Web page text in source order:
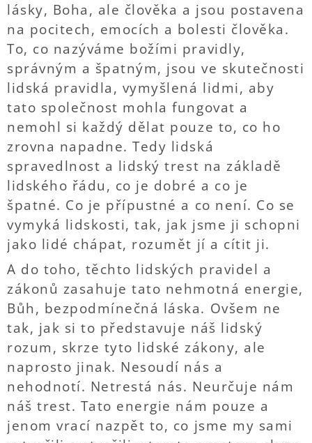
lásky, Boha, ale člověka a jsou postavena
na pocitech, emocích a bolesti člověka.
To, co nazýváme božími pravidly,
správným a špatným, jsou ve skutečnosti
lidská pravidla, vymyšlená lidmi, aby
tato společnost mohla fungovat a
nemohl si každý dělat pouze to, co ho
zrovna napadne. Tedy lidská
spravedlnost a lidský trest na základě
lidského řádu, co je dobré a co je
špatné. Co je přípustné a co není. Co se
vymyká lidskosti, tak, jak jsme ji schopni
jako lidé chápat, rozumět jí a cítit ji.
A do toho, těchto lidských pravidel a
zákonů zasahuje tato nehmotná energie,
Bůh, bezpodmínečná láska. Ovšem ne
tak, jak si to představuje náš lidský
rozum, skrze tyto lidské zákony, ale
naprosto jinak. Nesoudí nás a
nehodnotí. Netrestá nás. Neurčuje nám
náš trest. Tato energie nám pouze a
jenom vrací nazpět to, co jsme my sami